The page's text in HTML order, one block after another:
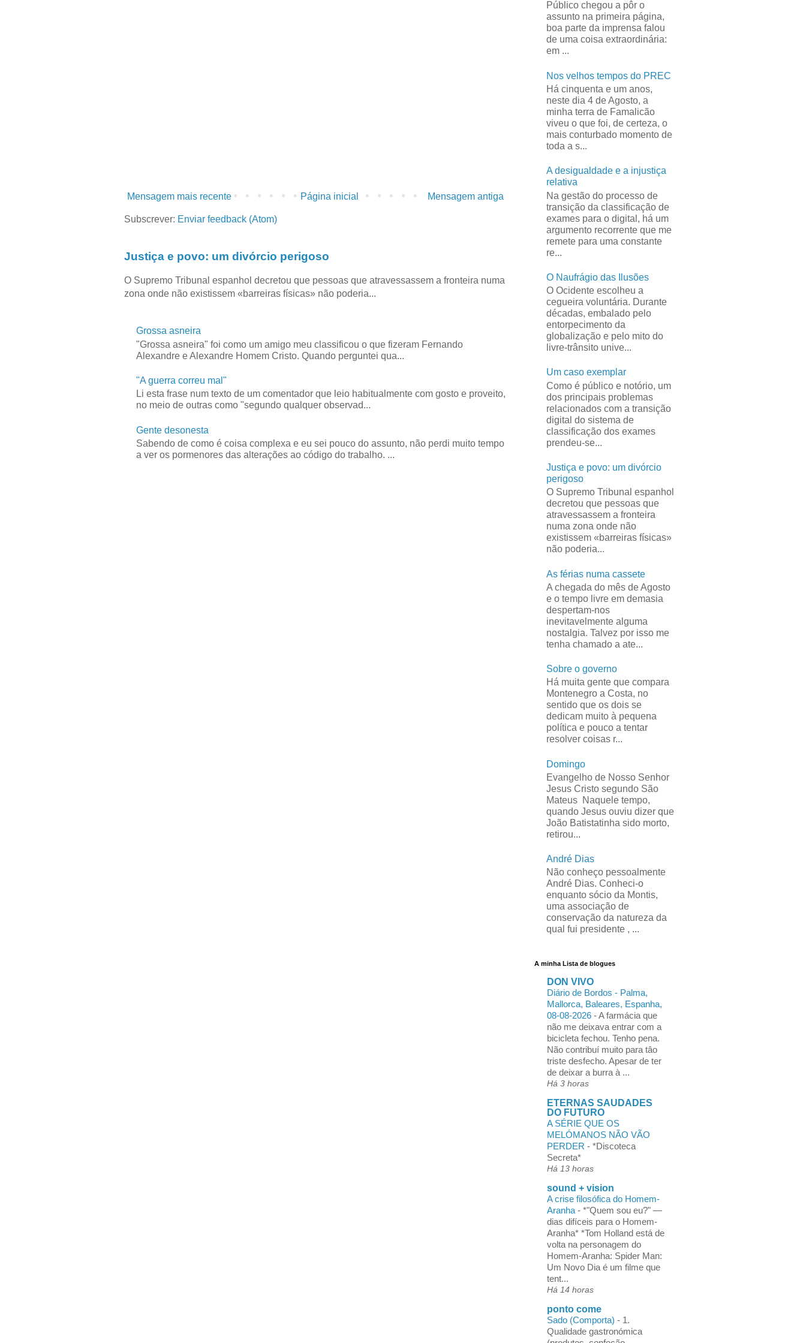
Mensagem mais recente Mensagem antiga
Página inicial
Subscrever: Enviar feedback (Atom)
Justiça e povo: um divórcio perigoso
O Supremo Tribunal espanhol decretou que pessoas que atravessassem a fronteira numa
zona onde não existissem «barreiras físicas» não poderia...
Grossa asneira
"Grossa asneira" foi como um amigo meu classificou o que fizeram Fernando
Alexandre e Alexandre Homem Cristo. Quando perguntei qua...
"A guerra correu mal"
Li esta frase num texto de um comentador que leio habitualmente com gosto e proveito,
no meio de outras como "segundo qualquer observad...
Gente desonesta
Sabendo de como é coisa complexa e eu sei pouco do assunto, não perdi muito tempo
a ver os pormenores das alterações ao código do trabalho. ...
Público chegou a pôr o
assunto na primeira página,
boa parte da imprensa falou
de uma coisa extraordinária:
em ...
Nos velhos tempos do PREC
Há cinquenta e um anos,
neste dia 4 de Agosto, a
minha terra de Famalicão
viveu o que foi, de certeza, o
mais conturbado momento de
toda a s...
A desigualdade e a injustiça
relativa
Na gestão do processo de
transição da classificação de
exames para o digital, há um
argumento recorrente que me
remete para uma constante
re...
O Naufrágio das Ilusões
O Ocidente escolheu a
cegueira voluntária. Durante
décadas, embalado pelo
entorpecimento da
globalização e pelo mito do
livre-trânsito unive...
Um caso exemplar
Como é público e notório, um
dos principais problemas
relacionados com a transição
digital do sistema de
classificação dos exames
prendeu-se...
Justiça e povo: um divórcio
perigoso
O Supremo Tribunal espanhol
decretou que pessoas que
atravessassem a fronteira
numa zona onde não
existissem «barreiras físicas»
não poderia...
As férias numa cassete
A chegada do mês de Agosto
e o tempo livre em demasia
despertam-nos
inevitavelmente alguma
nostalgia. Talvez por isso me
tenha chamado a ate...
Sobre o governo
Há muita gente que compara
Montenegro a Costa, no
sentido que os dois se
dedicam muito à pequena
política e pouco a tentar
resolver coisas r...
Domingo
Evangelho de Nosso Senhor
Jesus Cristo segundo São
Mateus Naquele tempo,
quando Jesus ouviu dizer que
João Batistatinha sido morto,
retirou...
André Dias
Não conheço pessoalmente
André Dias. Conheci-o
enquanto sócio da Montis,
uma associação de
conservação da natureza da
qual fui presidente , ...
A minha Lista de blogues
DON VIVO
Diário de Bordos - Palma,
Mallorca, Baleares, Espanha,
08-08-2026 -A farmácia que
não me deixava entrar com a
bicicleta fechou. Tenho pena.
Não contribuí muito para tâo
triste desfecho. Apesar de ter
de deixar a burra à ...
Há 3 horas
ETERNAS SAUDADES
DO FUTURO
A SÉRIE QUE OS
MELÓMANOS NÃO VÃO
PERDER - *Discoteca
Secreta*
Há 13 horas
sound + vision
A crise filosófica do Homem-
Aranha - *"Quem sou eu?" —
dias difíceis para o Homem-
Aranha* *Tom Holland está de
volta na personagem do
Homem-Aranha: Spider Man:
Um Novo Dia é um filme que
tent...
Há 14 horas
ponto come
Sado (Comporta) - 1.
Qualidade gastronómica